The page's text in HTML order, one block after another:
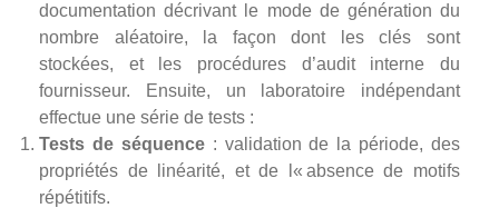
documentation décrivant le mode de génération du
nombre aléatoire, la façon dont les clés sont
stockées, et les procédures d’audit interne du
fournisseur. Ensuite, un laboratoire indépendant
effectue une série de tests :
Tests de séquence: validation de la période, des
propriétés de linéarité, et de l« absence de motifs
répétitifs.